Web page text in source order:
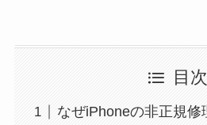
目次
なぜiPhoneの非正規修